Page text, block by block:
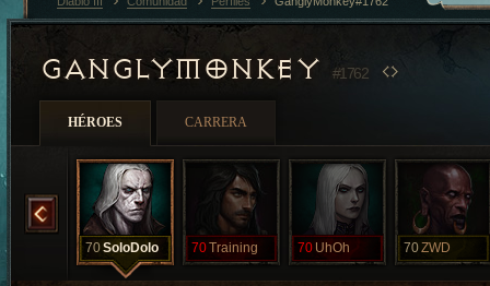
GANGLYMONKEY #1762
HÉROES CARRERA
70SoloDolo 70Training 70 UhOh 70ZWD